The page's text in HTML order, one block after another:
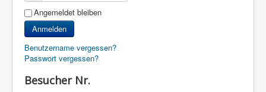
Angemeldet bleiben
Anmelden
Benutzername vergessen?
Passwort vergessen?
Besucher Nr.